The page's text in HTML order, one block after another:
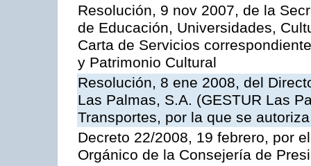
Resolución, 9 nov 2007, de la
de Educación, Universidades,
Carta de Servicios
y Patrimonio Cultural
Resolución, 8 ene 2008, del
Las Palmas, S.A. (GESTUR Las
Transportes, por la que se
Decreto 22/2008, 19 febrero, por
Orgánico de la Consejería de